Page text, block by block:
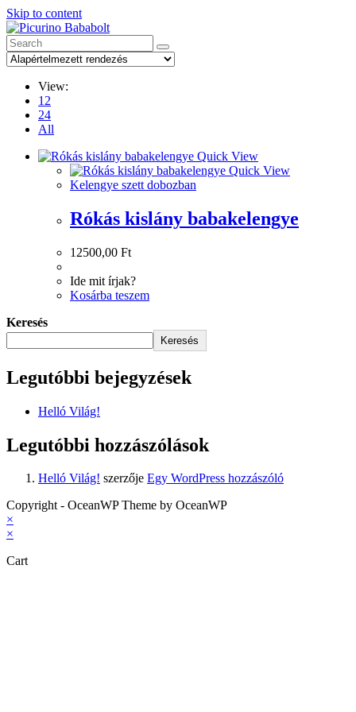
Skip to content
View:
12
24
All
Quick View
Quick View
Kelengye szett dobozban
Rókás kislány babakelengye
12500,00 Ft
Ide mit írjak?
Kosárba teszem
Keresés
Keresés
Legutóbbi bejegyzések
Helló Világ!
Legutóbbi hozzászólások
Helló Világ! szerzője Egy WordPress hozzászóló
Copyright - OceanWP Theme by OceanWP
×
×
Cart